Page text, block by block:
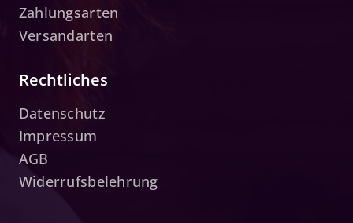
Zahlungsarten
Versandarten
Rechtliches
Datenschutz
Impressum
AGB
Widerrufsbelehrung